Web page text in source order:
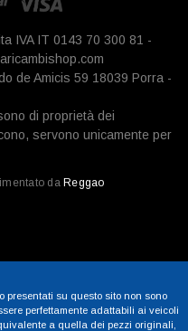
IVA IT 0143 70 300 81 -
de Amicis 59 18039 Porra -
di proprietà dei
servono unicamente per
da Reggao
presentati su questo sito non sono
perfettamente adattabili ai veicoli
a quella dei pezzi originali,